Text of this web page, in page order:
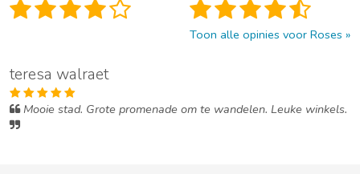
Toon alle opinies voor Roses
teresa walraet
Mooie stad. Grote promenade om te wandelen. Leuke winkels.